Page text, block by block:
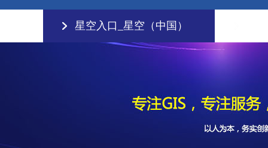
星空入口_星空（中国）